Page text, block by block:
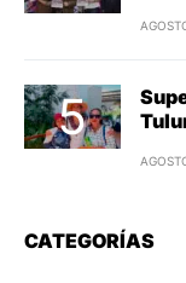
CATEGORÍAS